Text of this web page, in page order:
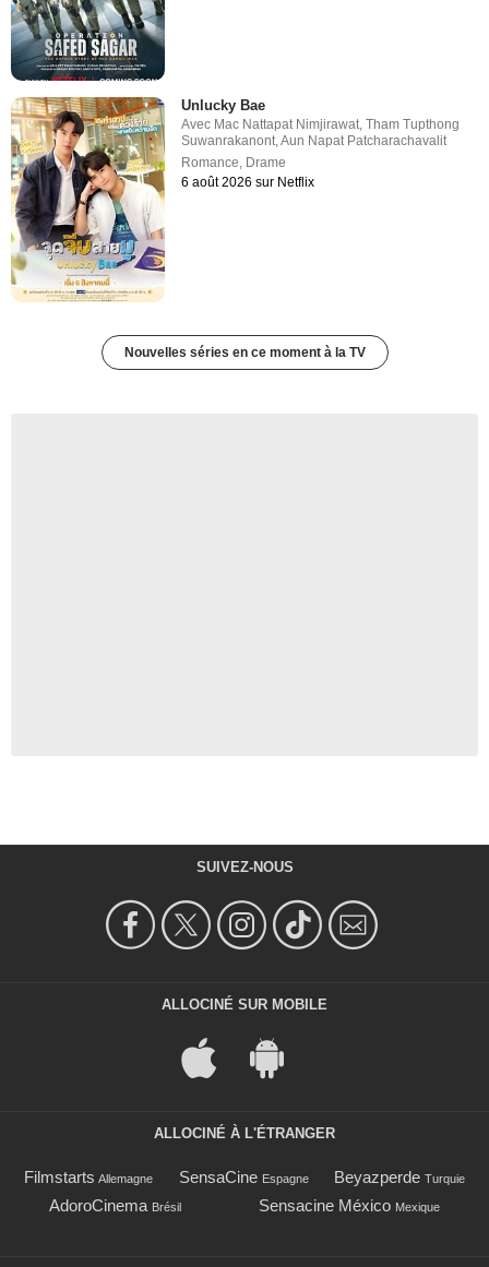
Unlucky Bae
Avec Mac Nattapat Nimjirawat ,Tham Tupthong
Suwanrakanont ,Aun Napat Patcharachavalit
Romance Drame
6 août 2026 sur Netflix
Nouvelles séries en ce moment à la TV
SUIVEZ-NOUS
ALLOCINÉ SUR MOBILE
ALLOCINÉ À L'ÉTRANGER
Filmstarts Allemagne SensaCine Espagne Beyazperde Turquie
AdoroCinema Brésil Sensacine México Mexique